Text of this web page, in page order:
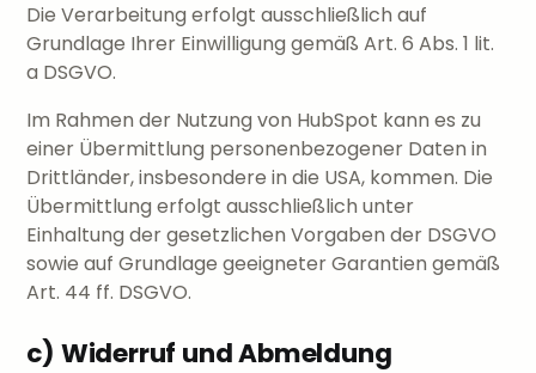
Die Verarbeitung erfolgt ausschließlich auf
Grundlage Ihrer Einwilligung gemäß Art. 6 Abs. 1 lit.
a DSGVO.
Im Rahmen der Nutzung von HubSpot kann es zu
einer Übermittlung personenbezogener Daten in
Drittländer, insbesondere in die USA, kommen. Die
Übermittlung erfolgt ausschließlich unter
Einhaltung der gesetzlichen Vorgaben der DSGVO
sowie auf Grundlage geeigneter Garantien gemäß
Art. 44 ff. DSGVO.
c) Widerruf und Abmeldung